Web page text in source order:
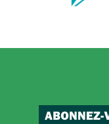
ABONNEZ-